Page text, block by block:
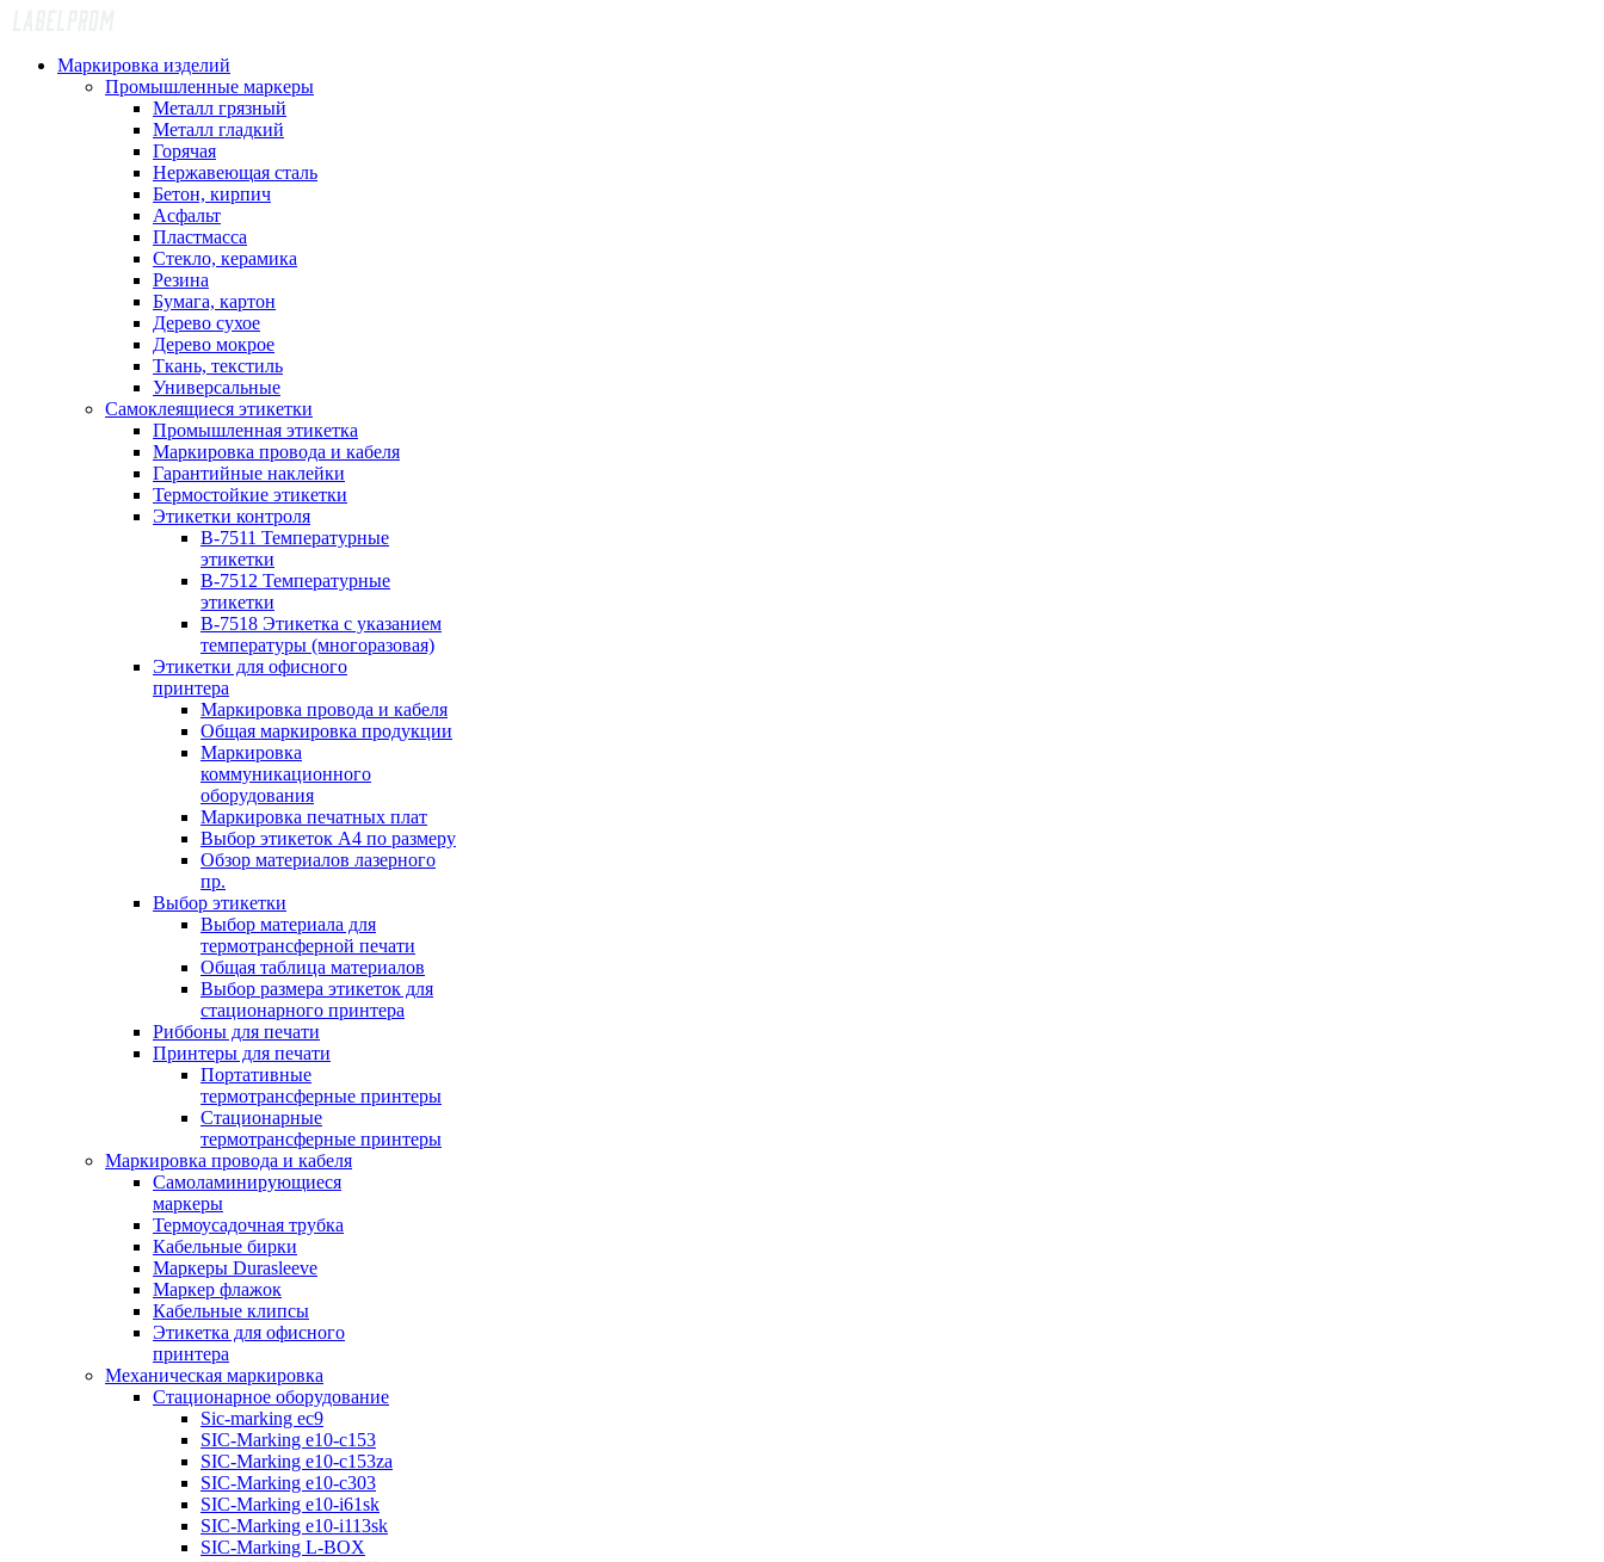
Маркировка изделий
Промышленные маркеры
Металл грязный
Металл гладкий
Горячая
Нержавеющая сталь
Бетон, кирпич
Асфальт
Пластмасса
Стекло, керамика
Резина
Бумага, картон
Дерево сухое
Дерево мокрое
Ткань, текстиль
Универсальные
Самоклеящиеся этикетки
Промышленная этикетка
Маркировка провода и кабеля
Гарантийные наклейки
Термостойкие этикетки
Этикетки контроля
B-7511 Температурные
этикетки
B-7512 Температурные
этикетки
B-7518 Этикетка с указанием
температуры (многоразовая)
Этикетки для офисного
принтера
Маркировка провода и кабеля
Общая маркировка продукции
Маркировка
коммуникационного
оборудования
Маркировка печатных плат
Выбор этикеток А4 по размеру
Обзор материалов лазерного
пр.
Выбор этикетки
Выбор материала для
термотрансферной печати
Общая таблица материалов
Выбор размера этикеток для
стационарного принтера
Риббоны для печати
Принтеры для печати
Портативные
термотрансферные принтеры
Стационарные
термотрансферные принтеры
Маркировка провода и кабеля
Самоламинирующиеся
маркеры
Термоусадочная трубка
Кабельные бирки
Маркеры Durasleeve
Маркер флажок
Кабельные клипсы
Этикетка для офисного
принтера
Механическая маркировка
Стационарное оборудование
Sic-marking ec9
SIC-Marking e10-c153
SIC-Marking e10-c153za
SIC-Marking e10-c303
SIC-Marking e10-i61sk
SIC-Marking e10-i113sk
SIC-Marking L-BOX